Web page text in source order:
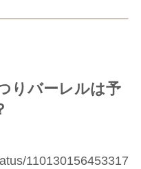
りバーレルは予
110130156453317